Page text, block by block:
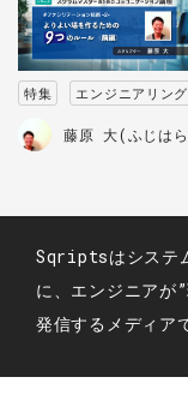
特集 エンジニアリング
藤原 大(ふじは
Sqriptsはシステ
に、エンジニア
発信するメディア